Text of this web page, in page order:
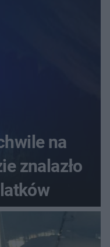
na
znalazło